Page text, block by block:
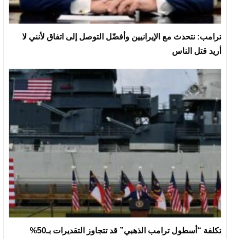
ترامب: نتحدث مع الإيرانيين وأفضّل التوصل إلى اتفاق لأنني لا
أريد قتل الناس
تكلفة “أسطول ترامب الذهبي” قد تتجاوز التقديرات بـ50%